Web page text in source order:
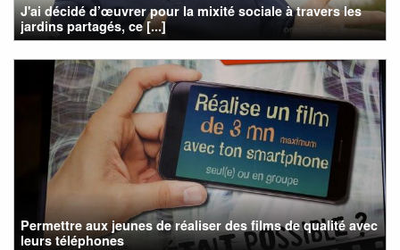
J'ai décidé d’œuvrer pour la mixité sociale à travers les
jardins partagés, ce [...]
Permettre aux jeunes de réaliser des films de qualité avec
leurs téléphones